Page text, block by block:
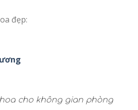
đẹp:
cho không gian phòng